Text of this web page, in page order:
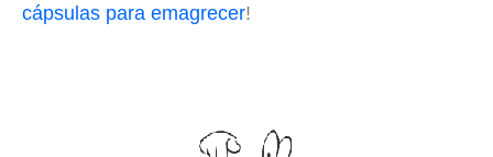
cápsulas para emagrecer!